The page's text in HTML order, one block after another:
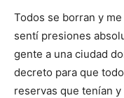
Todos se borran y
sentí presiones
gente a una ciudad
decreto para que
reservas que tenían